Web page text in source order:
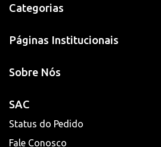
Categorias
Páginas Institucionais
Sobre Nós
SAC
Status do Pedido
Fale Conosco